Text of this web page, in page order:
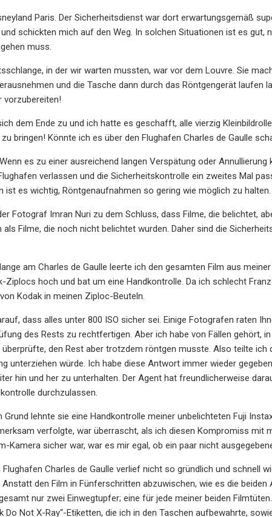
Paris. Der Sicherheitsdienst war dort erwartungsgemäß
schickten mich auf den Weg. In solchen Situationen ist es gut,
muss.
in der wir warten mussten, war vor dem Louvre. Sie
und die Tasche dann durch das Röntgengerät laufen
vorzubereiten!
dem Ende zu und ich hatte es geschafft, alle vierzig
bringen! Könnte ich es über den Flughafen Charles de Gaulle
es zu einer ausreichend langen Verspätung oder
verlassen und die Sicherheitskontrolle ein zweites Mal
ist es wichtig, Röntgenaufnahmen so gering wie möglich zu halten.
Fotograf Imran Nuri zu dem Schluss, dass Filme, die belichtet,
Filme, die noch nicht belichtet wurden. Daher sind die
am Charles de Gaulle leerte ich den gesamten Film aus
Ziplocs hoch und bat um eine Handkontrolle. Da ich schlecht
Kodak in meinen Ziploc-Beuteln.
dass alles unter 800 ISO sicher sei. Einige Fotografen raten
des Rests zu rechtfertigen. Aber ich habe von Fällen gehört,
den Rest aber trotzdem röntgen musste. Also teilte ich
unterziehen würde. Ich habe diese Antwort immer wieder
hin und her zu unterhalten. Der Agent hat freundlicherweise
durchzulassen.
Grund lehnte sie eine Handkontrolle meiner unbelichteten Fuji
verfolgte, war überrascht, als ich diesen Kompromiss mit
Kamera sicher war, war es mir egal, ob ein paar nicht
Charles de Gaulle verlief nicht so gründlich und schnell
den Film in Fünferschritten abzuwischen, wie es die
nur zwei Einwegtupfer; eine für jede meiner beiden
Do Not X-Ray“-Etiketten, die ich in den Taschen aufbewahrte,